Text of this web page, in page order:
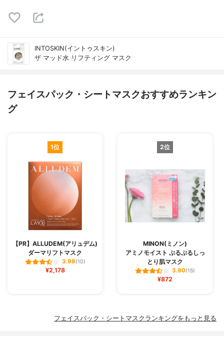
INTOSKIN(イントゥスキン)
ザ マッド水 リフティング マスク
フェイスパック・シートマスクおすすめランキン
グ
1位
【PR】ALLUDEM(アリュデム)
ダーマリフトマスク
3.98(10)
¥2,178
2位
MINON(ミノン)
アミノモイスト ぷるぷるしっ
とり肌マスク
3.90(15)
¥872
フェイスパック・シートマスクランキングをもっと見る